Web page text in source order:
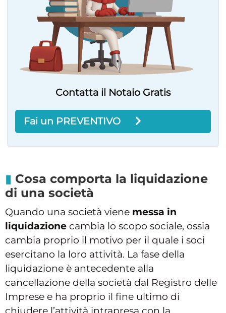
Contatta il Notaio Gratis
Fai un PREVENTIVO
Cosa comporta la liquidazione
di una società
Quando una società viene messa in
liquidazione cambia lo scopo sociale, ossia
cambia proprio il motivo per il quale i soci
esercitano la loro attività. La fase della
liquidazione è antecedente alla
cancellazione della società dal Registro delle
Imprese e ha proprio il fine ultimo di